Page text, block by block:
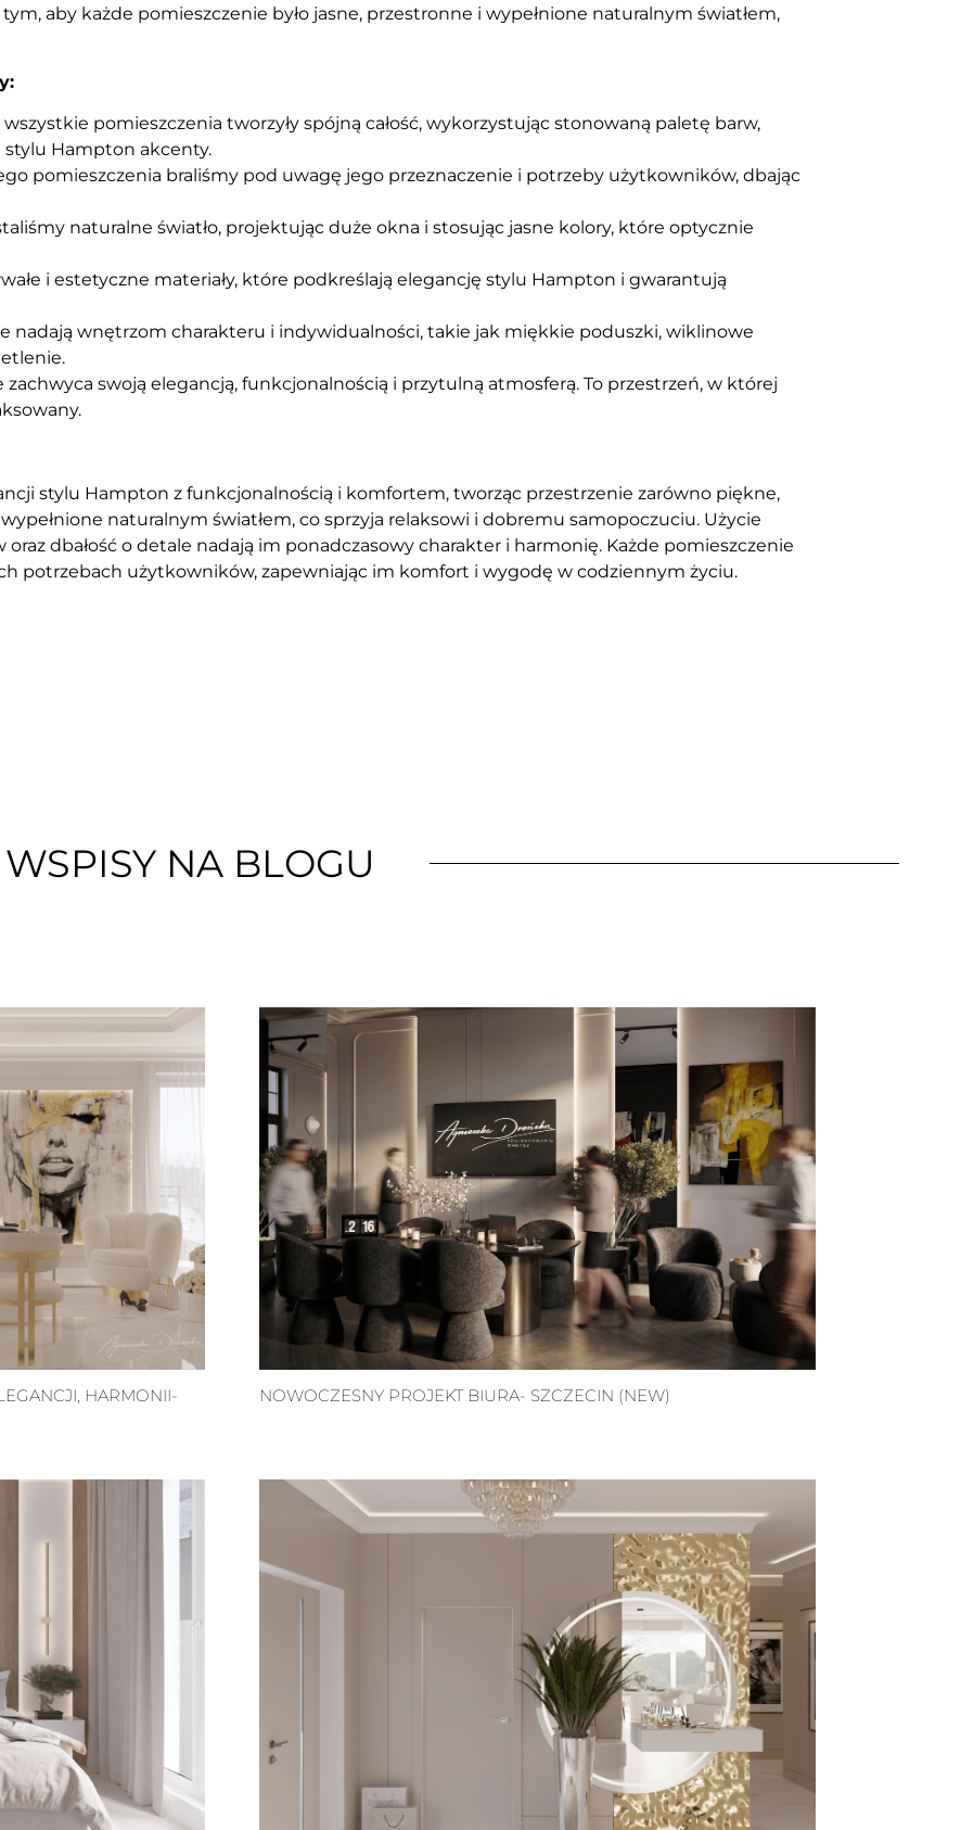
aby każde pomieszczenie było jasne, przestronne i wypełnione naturalnym światłem,
pomieszczenia tworzyły spójną całość, wykorzystując stonowaną paletę barw,
stylu Hampton akcenty.
pomieszczenia braliśmy pod uwagę jego przeznaczenie i potrzeby użytkowników, dbając
naturalne światło, projektując duże okna i stosując jasne kolory, które optycznie
i estetyczne materiały, które podkreślają elegancję stylu Hampton i gwarantują
nadają wnętrzom charakteru i indywidualności, takie jak miękkie poduszki, wiklinowe
swoją elegancją, funkcjonalnością i przytulną atmosferą. To przestrzeń, w której
stylu Hampton z funkcjonalnością i komfortem, tworząc przestrzenie zarówno piękne,
naturalnym światłem, co sprzyja relaksowi i dobremu samopoczuciu. Użycie
dbałość o detale nadają im ponadczasowy charakter i harmonię. Każde pomieszczenie
potrzebach użytkowników, zapewniając im komfort i wygodę w codziennym życiu.
NA BLOGU
HARMONII-
NOWOCZESNY PROJEKT BIURA- SZCZECIN (NEW)